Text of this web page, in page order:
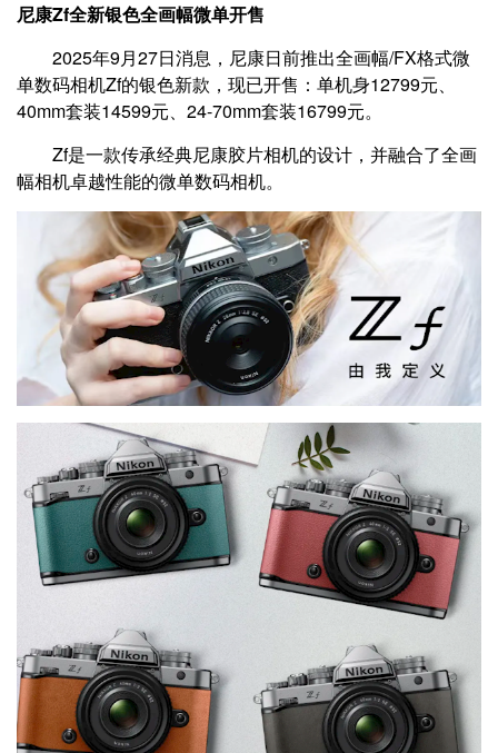
尼康Zf全新银色全画幅微单开售
2025年9月27日消息，尼康日前推出全画幅/FX格式微
单数码相机Zf的银色新款，现已开售：单机身12799元、
40mm套装14599元、24-70mm套装16799元。
Zf是一款传承经典尼康胶片相机的设计，并融合了全画
幅相机卓越性能的微单数码相机。